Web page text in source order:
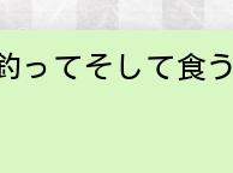
ってそして食う